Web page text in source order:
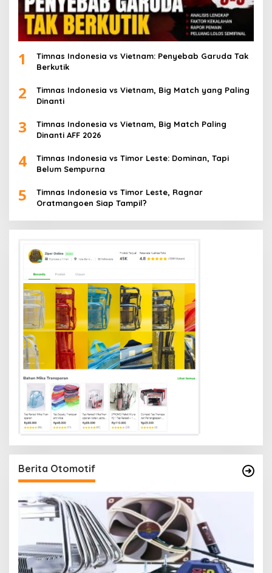
1
Timnas Indonesia vs Vietnam: Penyebab Garuda Tak
Berkutik
2
Timnas Indonesia vs Vietnam, Big Match yang Paling
Dinanti
3
Timnas Indonesia vs Vietnam, Big Match Paling
Dinanti AFF 2026
4
Timnas Indonesia vs Timor Leste: Dominan, Tapi
Belum Sempurna
5
Timnas Indonesia vs Timor Leste, Ragnar
Oratmangoen Siap Tampil?
Berita Otomotif